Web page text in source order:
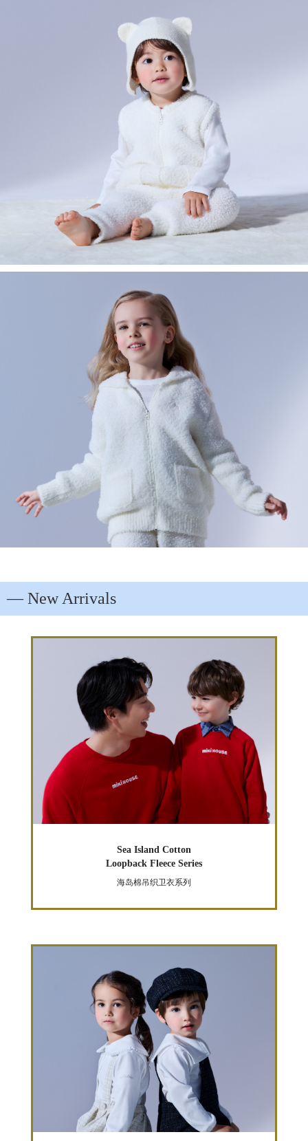
― New Arrivals
Sea Island Cotton
Loopback Fleece Series
海岛棉吊织卫衣系列